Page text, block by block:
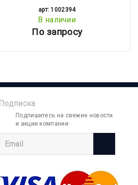
арт: 1002394
В наличии
По запросу
Подписка
Подпишитесь на свежие новости
и акции компании